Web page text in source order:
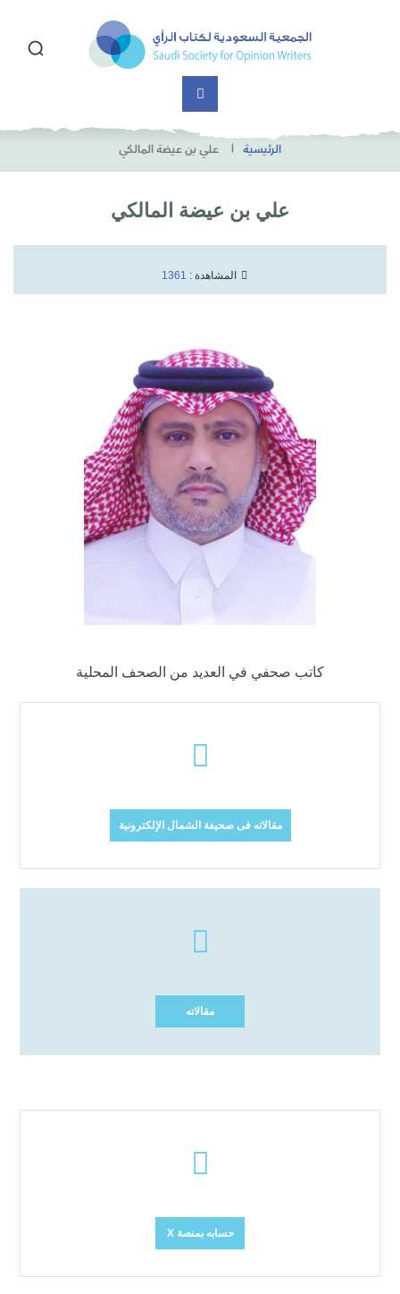
الرئيسية علي بن عيضة المالكي
علي بن عيضة المالكي
المشاهدة : 1361
كاتب صحفي في العديد من الصحف المحلية
مقالاته فى صحيفة الشمال الإلكترونية
مقالاته
حسابه بمنصة X